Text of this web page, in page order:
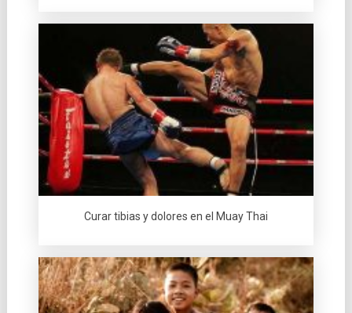
Curar tibias y dolores en el Muay Thai